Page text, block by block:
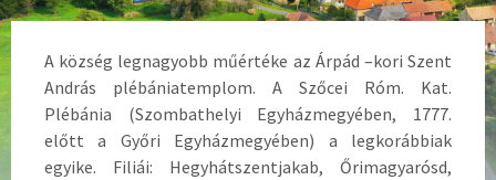
A község legnagyobb műértéke az Árpád –kori Szent
András plébániatemplom. A Szőcei Róm. Kat.
Plébánia (Szombathelyi Egyházmegyében, 1777.
előtt a Győri Egyházmegyében) a legkorábbiak
egyike. Filiái: Hegyhátszentjakab, Őrimagyarósd,